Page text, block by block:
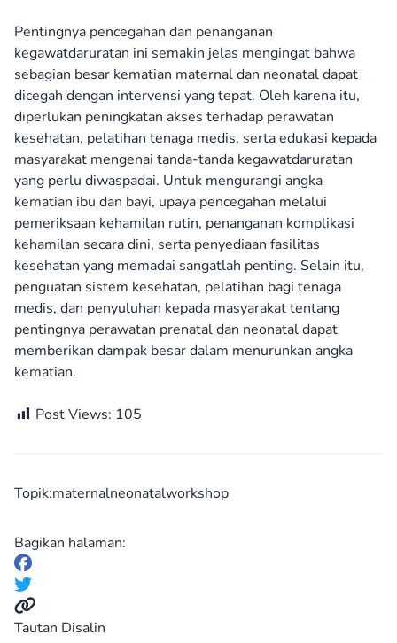
Pentingnya pencegahan dan penanganan
kegawatdaruratan ini semakin jelas mengingat bahwa
sebagian besar kematian maternal dan neonatal dapat
dicegah dengan intervensi yang tepat. Oleh karena itu,
diperlukan peningkatan akses terhadap perawatan
kesehatan, pelatihan tenaga medis, serta edukasi kepada
masyarakat mengenai tanda-tanda kegawatdaruratan
yang perlu diwaspadai. Untuk mengurangi angka
kematian ibu dan bayi, upaya pencegahan melalui
pemeriksaan kehamilan rutin, penanganan komplikasi
kehamilan secara dini, serta penyediaan fasilitas
kesehatan yang memadai sangatlah penting. Selain itu,
penguatan sistem kesehatan, pelatihan bagi tenaga
medis, dan penyuluhan kepada masyarakat tentang
pentingnya perawatan prenatal dan neonatal dapat
memberikan dampak besar dalam menurunkan angka
kematian.
Post Views: 105
Topik:maternalneonatalworkshop
Bagikan halaman:
Tautan Disalin